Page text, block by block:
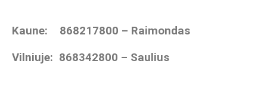
Kaune: 868217800 – Raimondas
Vilniuje: 868342800 – Saulius